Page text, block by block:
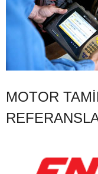
MOTOR